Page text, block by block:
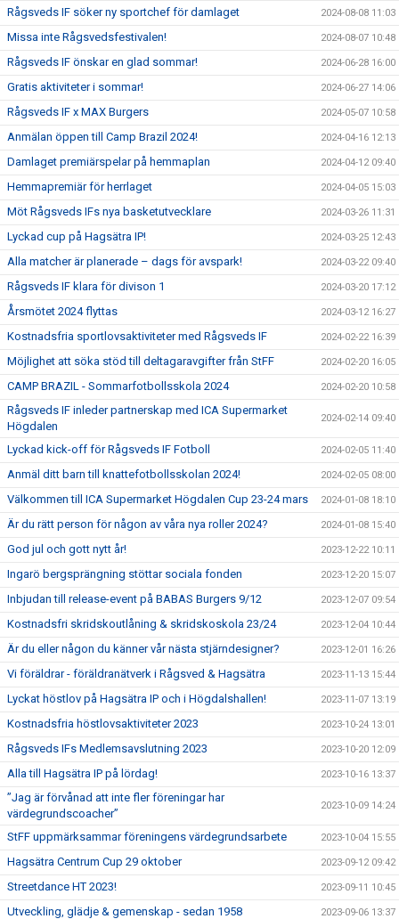
Rågsveds IF söker ny sportchef för damlaget 2024-08-08 11:03
Missa inte Rågsvedsfestivalen! 2024-08-07 10:48
Rågsveds IF önskar en glad sommar! 2024-06-28 16:00
Gratis aktiviteter i sommar! 2024-06-27 14:06
Rågsveds IF x MAX Burgers 2024-05-07 10:58
Anmälan öppen till Camp Brazil 2024! 2024-04-16 12:13
Damlaget premiärspelar på hemmaplan 2024-04-12 09:40
Hemmapremiär för herrlaget 2024-04-05 15:03
Möt Rågsveds IFs nya basketutvecklare 2024-03-26 11:31
Lyckad cup på Hagsätra IP! 2024-03-25 12:43
Alla matcher är planerade – dags för avspark! 2024-03-22 09:40
Rågsveds IF klara för divison 1 2024-03-20 17:12
Årsmötet 2024 flyttas 2024-03-12 16:27
Kostnadsfria sportlovsaktiviteter med Rågsveds IF 2024-02-22 16:39
Möjlighet att söka stöd till deltagaravgifter från StFF 2024-02-20 16:05
CAMP BRAZIL - Sommarfotbollsskola 2024 2024-02-20 10:58
Rågsveds IF inleder partnerskap med ICA Supermarket
Högdalen
2024-02-14 09:40
Lyckad kick-off för Rågsveds IF Fotboll 2024-02-05 11:40
Anmäl ditt barn till knattefotbollsskolan 2024! 2024-02-05 08:00
Välkommen till ICA Supermarket Högdalen Cup 23-24 mars 2024-01-08 18:10
Är du rätt person för någon av våra nya roller 2024? 2024-01-08 15:40
God jul och gott nytt år! 2023-12-22 10:11
Ingarö bergsprängning stöttar sociala fonden 2023-12-20 15:07
Inbjudan till release-event på BABAS Burgers 9/12 2023-12-07 09:54
Kostnadsfri skridskoutlåning & skridskoskola 23/24 2023-12-04 10:44
Är du eller någon du känner vår nästa stjärndesigner? 2023-12-01 16:26
Vi föräldrar - föräldranätverk i Rågsved & Hagsätra 2023-11-13 15:44
Lyckat höstlov på Hagsätra IP och i Högdalshallen! 2023-11-07 13:19
Kostnadsfria höstlovsaktiviteter 2023 2023-10-24 13:01
Rågsveds IFs Medlemsavslutning 2023 2023-10-20 12:09
Alla till Hagsätra IP på lördag! 2023-10-16 13:37
”Jag är förvånad att inte fler föreningar har
värdegrundscoacher”
2023-10-09 14:24
StFF uppmärksammar föreningens värdegrundsarbete 2023-10-04 15:55
Hagsätra Centrum Cup 29 oktober 2023-09-12 09:42
Streetdance HT 2023! 2023-09-11 10:45
Utveckling, glädje & gemenskap - sedan 1958 2023-09-06 13:37